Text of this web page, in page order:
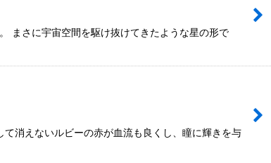
まさに宇宙空間を駆け抜けてきたような星の形で
消えないルビーの赤が血流も良くし、瞳に輝きを与